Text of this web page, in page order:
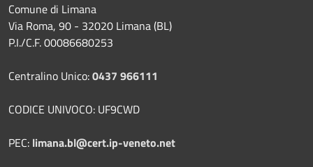
Comune di Limana
Via Roma, 90 - 32020 Limana (BL)
P.I./C.F. 00086680253
Centralino Unico:0437 966111
CODICE UNIVOCO: UF9CWD
PEC: limana.bl@cert.ip-veneto.net